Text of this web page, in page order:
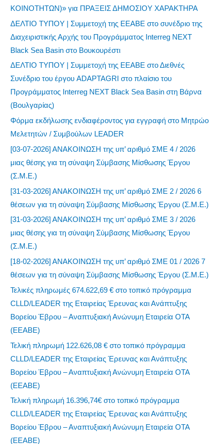
ΚΟΙΝΟΤΗΤΩΝ)» για ΠΡΑΞΕΙΣ ΔΗΜΟΣΙΟΥ ΧΑΡΑΚΤΗΡΑ
ΔΕΛΤΙΟ ΤΥΠΟΥ | Συμμετοχή της ΕΕΑΒΕ στο συνέδριο της
Διαχειριστικής Αρχής του Προγράμματος Interreg NEXT
Black Sea Basin στο Βουκουρέστι
ΔΕΛΤΙΟ ΤΥΠΟΥ | Συμμετοχή της ΕΕΑΒΕ στο Διεθνές
Συνέδριο του έργου ADAPTAGRI στο πλαίσιο του
Προγράμματος Interreg NEXT Black Sea Basin στη Βάρνα
(Βουλγαρίας)
Φόρμα εκδήλωσης ενδιαφέροντος για εγγραφή στο Μητρώο
Μελετητών / Συμβούλων LEADER
[03-07-2026] ΑΝΑΚΟΙΝΩΣΗ της υπ’ αριθμό ΣΜΕ 4 / 2026
μιας θέσης για τη σύναψη Σύμβασης Μίσθωσης Έργου
(Σ.Μ.Ε.)
[31-03-2026] ΑΝΑΚΟΙΝΩΣΗ της υπ’ αριθμό ΣΜΕ 2 / 2026 6
θέσεων για τη σύναψη Σύμβασης Μίσθωσης Έργου (Σ.Μ.Ε.)
[31-03-2026] ΑΝΑΚΟΙΝΩΣΗ της υπ’ αριθμό ΣΜΕ 3 / 2026
μιας θέσης για τη σύναψη Σύμβασης Μίσθωσης Έργου
(Σ.Μ.Ε.)
[18-02-2026] ΑΝΑΚΟΙΝΩΣΗ της υπ’ αριθμό ΣΜΕ 01 / 2026 7
θέσεων για τη σύναψη Σύμβασης Μίσθωσης Έργου (Σ.Μ.Ε.)
Τελικές πληρωμές 674.622,69 € στο τοπικό πρόγραμμα
CLLD/LEADER της Εταιρείας Έρευνας και Ανάπτυξης
Βορείου Έβρου – Αναπτυξιακή Ανώνυμη Εταιρεία ΟΤΑ
(ΕΕΑΒΕ)
Τελική πληρωμή 122.626,08 € στο τοπικό πρόγραμμα
CLLD/LEADER της Εταιρείας Έρευνας και Ανάπτυξης
Βορείου Έβρου – Αναπτυξιακή Ανώνυμη Εταιρεία ΟΤΑ
(ΕΕΑΒΕ)
Τελική πληρωμή 16.396,74€ στο τοπικό πρόγραμμα
CLLD/LEADER της Εταιρείας Έρευνας και Ανάπτυξης
Βορείου Έβρου – Αναπτυξιακή Ανώνυμη Εταιρεία ΟΤΑ
(ΕΕΑΒΕ)